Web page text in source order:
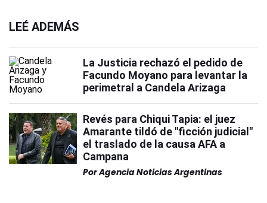
LEÉ ADEMÁS
La Justicia rechazó el pedido de
Facundo Moyano para levantar la
perimetral a Candela Arizaga
Revés para Chiqui Tapia: el juez
Amarante tildó de "ficción judicial"
el traslado de la causa AFA a
Campana
PorAgencia Noticias Argentinas